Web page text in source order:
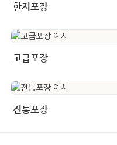
한지포장
고급포장
전통포장